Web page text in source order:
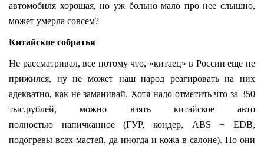
автомобиля хорошая, но уж больно мало про нее слышно,
может умерла совсем?
Китайские собратья
Не рассматривал, все потому что, «китаец» в России еще не
прижился, ну не может наш народ реагировать на них
адекватно, как не заманивай. Хотя надо отметить что за 350
тыс.рублей, можно взять китайское авто
полностью напичканное (ГУР, кондер, ABS + EDB,
подогревы всех мастей, да иногда и кожа в салоне). Но они